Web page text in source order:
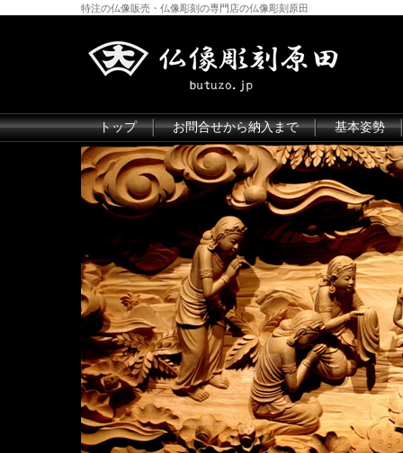
特注の仏像販売・仏像彫刻の専門店の仏像彫刻原田
トップ お問合せから納入まで 基本姿勢